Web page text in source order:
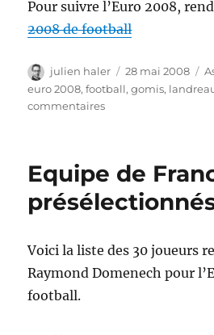
Pour suivre l’Euro 2008,
2008 de football
Auteur
julien haler
Publié
le
28 mai 2008
euro 2008,football,gomis,
commentairessur
liste
officielle
des
léquipe
de
Equipe de
Voici la liste des 30 joueurs
Raymond Domenech pour
football.